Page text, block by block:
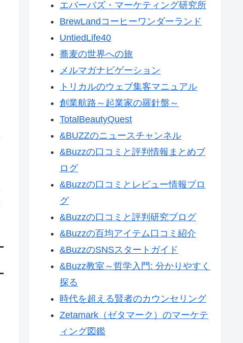
エバーバズ・マーケティング研究所
BrewLandコーヒーワンダーランド
UntiedLife40
蕎麦の世界への旅
メルマガナビゲーション
トリカルのウェブ集客マニュアル
創業航路～起業家の羅針盤～
TotalBeautyQuest
&BUZZのニュースチャンネル
&Buzzの口コミと評判情報まとめブ
ログ
&Buzzの口コミとレビュー情報ブロ
グ
&Buzzの口コミと評判研究ブログ
&Buzzの百均アイテム口コミ紹介
&BuzzのSNSスタートガイド
&Buzz教室～哲学入門: 分かりやすく
探る
時代を超える賢者のカウンセリング
Zetamark（ゼタマーク）のマーケテ
ィング図鑑